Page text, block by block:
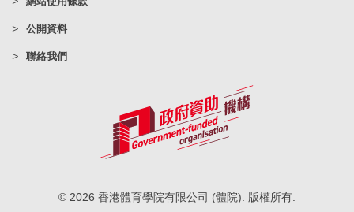
公開資料
聯絡我們
© 2026 香港體育學院有限公司 (體院). 版權所有.